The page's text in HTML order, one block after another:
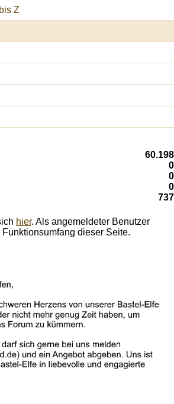
Z
60.198
0
0
0
737
hier. Als angemeldeter Benutzer
dieser Seite.